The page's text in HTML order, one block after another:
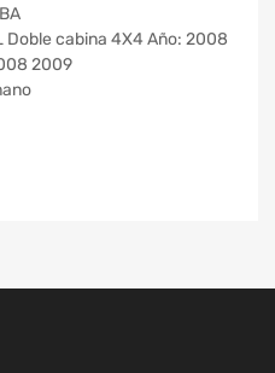
Doble cabina 4X4 Año: 2008
2009